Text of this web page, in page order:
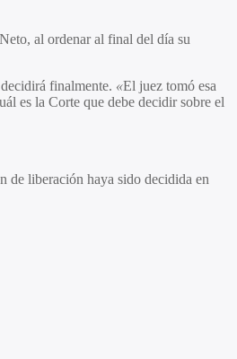
al ordenar al final del día su
finalmente. «El juez tomó esa
es la Corte que debe decidir sobre el
de liberación haya sido decidida en